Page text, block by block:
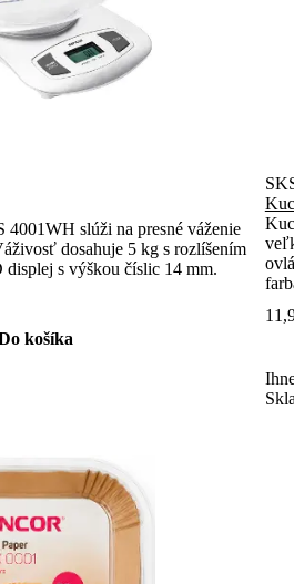
4001WH slúži na presné váženie
dosahuje 5 kg s rozlíšením
s výškou číslic 14 mm.
košíka